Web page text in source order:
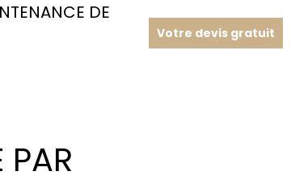
DE
PAR
Votre devis gratuit